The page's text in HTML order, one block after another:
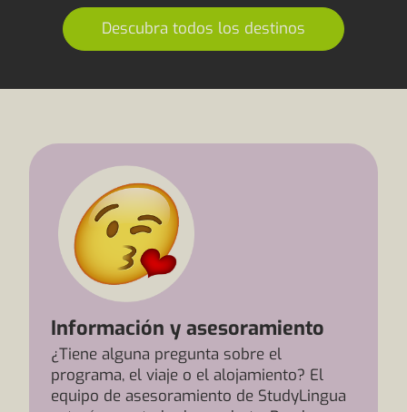
Descubra todos los destinos
Información y asesoramiento
¿Tiene alguna pregunta sobre el
programa, el viaje o el alojamiento? El
equipo de asesoramiento de StudyLingua